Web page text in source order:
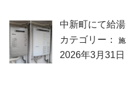
中新町にて給
カテゴリー：
2026年3月31日